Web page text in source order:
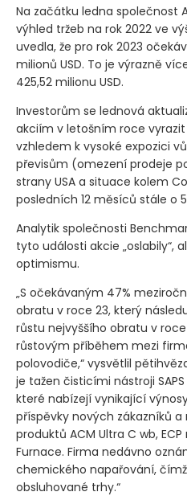
Na začátku ledna společnost
výhled tržeb na rok 2022 ve
uvedla, že pro rok 2023
milionů USD. To je výrazně
425,52 milionu USD.
Investorům se lednová
akciím v letošním roce vyrazit
vzhledem k vysoké expozici
převisům (omezení prodeje
strany USA a situace kolem
posledních 12 měsíců stále o
Analytik společnosti
tyto události akcie „oslabily“,
optimismu.
„S očekávaným 47%
obratu v roce 23, který
růstu nejvyššího obratu v
růstovým příběhem mezi
polovodiče,“ vysvětlil
je tažen čisticími nástroji
které nabízejí vynikající
příspěvky nových zákazníků
produktů ACM Ultra C wb,
Furnace. Firma nedávno
chemického napařování,
obsluhované trhy.“